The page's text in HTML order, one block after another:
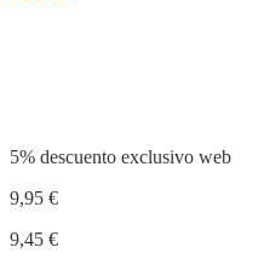
5% descuento exclusivo web
9,95 €
9,45 €